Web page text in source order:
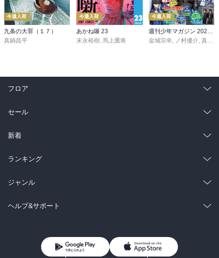
うそう職場にいるわけではありません。
だから、このエピソードは自分にとっては雲の上の話です。「他人
に迷惑かけたっていいじゃないか」というサクラ先生の言葉は本当
ってしまいます。
「子宮筋腫」
互いに関心はありながら、なんとなく億劫で進展しない小松さんと
が後押しします。
もともとサクラ先生のピアノをよく聴いていた小松さんがイケメン
自分とは違う世界の人間だから、ってだけで惹かれるわけでなし、
あと、ズラ被っただけでサクラ先生がベイビーだってわからなくな
今週入荷
九条の大罪（１７）
真鍋昌平
今週入荷
あかね噺 23
末永裕樹, 馬上鷹将
今週入荷
週刊少年マガジン 2026年36・37号[2026年8月5日発売]
金城宗幸, ノ村優介, 真島ヒロ
フロア
総合
ラノベ
雑誌・グラビア
BL・TL
セール
総合
ラノベ
雑誌・グラビア
BL・TL
新着
総合
ラノベ
雑誌・グラビア
ランキング
総合
ラノベ
ジャンル
コミック
ライトノベル 男子向けラノベ
ヘルプ&サポート
よくあるご質問 お問い合わせ